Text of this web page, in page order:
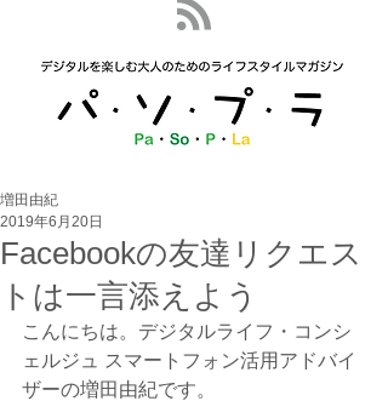
Facebookの友達リクエス
トは一言添えよう
増田由紀
2019年6月20日
こんにちは。デジタルライフ・コンシ
ェルジュ スマートフォン活用アドバイ
ザーの増田由紀です。